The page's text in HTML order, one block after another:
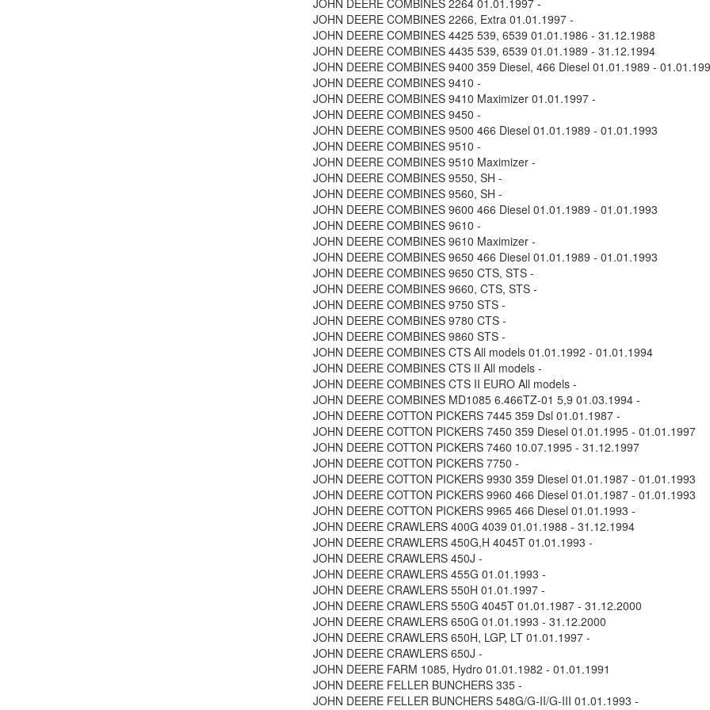
JOHN DEERE COMBINES 2264 01.01.1997 -
JOHN DEERE COMBINES 2266, Extra 01.01.1997 -
JOHN DEERE COMBINES 4425 539, 6539 01.01.1986 - 31.12.1988
JOHN DEERE COMBINES 4435 539, 6539 01.01.1989 - 31.12.1994
JOHN DEERE COMBINES 9400 359 Diesel, 466 Diesel 01.01.1989 -
JOHN DEERE COMBINES 9410 -
JOHN DEERE COMBINES 9410 Maximizer 01.01.1997 -
JOHN DEERE COMBINES 9450 -
JOHN DEERE COMBINES 9500 466 Diesel 01.01.1989 - 01.01.1993
JOHN DEERE COMBINES 9510 -
JOHN DEERE COMBINES 9510 Maximizer -
JOHN DEERE COMBINES 9550, SH -
JOHN DEERE COMBINES 9560, SH -
JOHN DEERE COMBINES 9600 466 Diesel 01.01.1989 - 01.01.1993
JOHN DEERE COMBINES 9610 -
JOHN DEERE COMBINES 9610 Maximizer -
JOHN DEERE COMBINES 9650 466 Diesel 01.01.1989 - 01.01.1993
JOHN DEERE COMBINES 9650 CTS, STS -
JOHN DEERE COMBINES 9660, CTS, STS -
JOHN DEERE COMBINES 9750 STS -
JOHN DEERE COMBINES 9780 CTS -
JOHN DEERE COMBINES 9860 STS -
JOHN DEERE COMBINES CTS All models 01.01.1992 - 01.01.1994
JOHN DEERE COMBINES CTS II All models -
JOHN DEERE COMBINES CTS II EURO All models -
JOHN DEERE COMBINES MD1085 6.466TZ-01 5,9 01.03.1994 -
JOHN DEERE COTTON PICKERS 7445 359 Dsl 01.01.1987 -
JOHN DEERE COTTON PICKERS 7450 359 Diesel 01.01.1995 - 01.01.1997
JOHN DEERE COTTON PICKERS 7460 10.07.1995 - 31.12.1997
JOHN DEERE COTTON PICKERS 7750 -
JOHN DEERE COTTON PICKERS 9930 359 Diesel 01.01.1987 - 01.01.1993
JOHN DEERE COTTON PICKERS 9960 466 Diesel 01.01.1987 - 01.01.1993
JOHN DEERE COTTON PICKERS 9965 466 Diesel 01.01.1993 -
JOHN DEERE CRAWLERS 400G 4039 01.01.1988 - 31.12.1994
JOHN DEERE CRAWLERS 450G,H 4045T 01.01.1993 -
JOHN DEERE CRAWLERS 450J -
JOHN DEERE CRAWLERS 455G 01.01.1993 -
JOHN DEERE CRAWLERS 550H 01.01.1997 -
JOHN DEERE CRAWLERS 550G 4045T 01.01.1987 - 31.12.2000
JOHN DEERE CRAWLERS 650G 01.01.1993 - 31.12.2000
JOHN DEERE CRAWLERS 650H, LGP, LT 01.01.1997 -
JOHN DEERE CRAWLERS 650J -
JOHN DEERE FARM 1085, Hydro 01.01.1982 - 01.01.1991
JOHN DEERE FELLER BUNCHERS 335 -
JOHN DEERE FELLER BUNCHERS 548G/G-II/G-III 01.01.1993 -